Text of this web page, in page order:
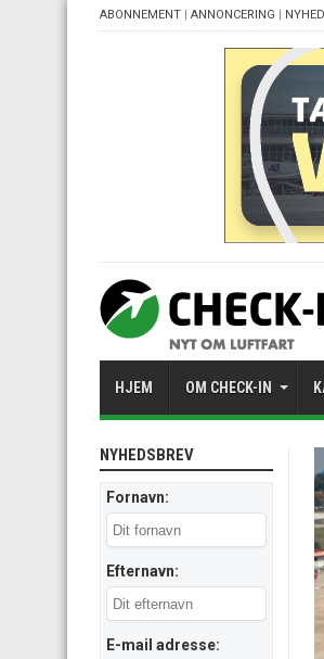
ABONNEMENT | ANNONCERING |
HJEM OM CHECK-IN
NYHEDSBREV
Fornavn:
Efternavn:
E-mail adresse: